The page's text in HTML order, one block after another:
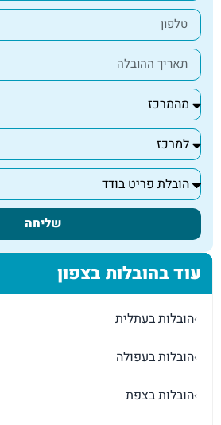
שליחה
עוד בהובלות בצפון
›הובלות בעתלית
›הובלות בעפולה
›הובלות בצפת